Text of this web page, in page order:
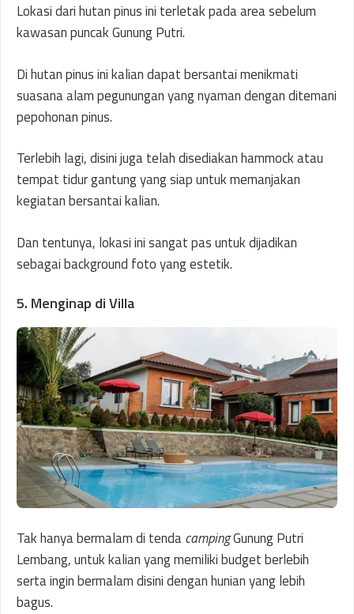
Lokasi dari hutan pinus ini terletak pada area sebelum
kawasan puncak Gunung Putri.
Di hutan pinus ini kalian dapat bersantai menikmati
suasana alam pegunungan yang nyaman dengan ditemani
pepohonan pinus.
Terlebih lagi, disini juga telah disediakan hammock atau
tempat tidur gantung yang siap untuk memanjakan
kegiatan bersantai kalian.
Dan tentunya, lokasi ini sangat pas untuk dijadikan
sebagai background foto yang estetik.
5. Menginap di Villa
Tak hanya bermalam di tendacampingGunung Putri
Lembang, untuk kalian yang memiliki budget berlebih
serta ingin bermalam disini dengan hunian yang lebih
bagus.